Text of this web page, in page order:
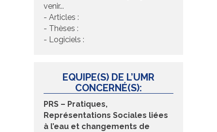
venir...
- Articles :
- Thèses :
- Logiciels :
EQUIPE(S) DE L’UMR
CONCERNÉ(S):
PRS – Pratiques,
Représentations Sociales liées
à l’eau et changements de